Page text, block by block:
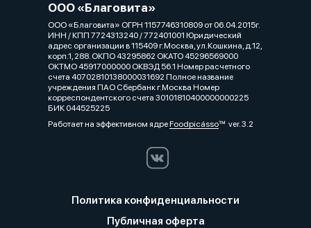
ООО «Благовита»
ООО «Благовита» ОГРН 1157746310809 от 06.04.2015г.
ИНН / КПП 7724313240 / 772401001 Юридический
адрес организации в 115409 г.Москва, ул.Кошкина, д.12,
корп.1, 288. ОКПО 43295862 ОКАТО 45296569000
ОКТМО 45917000000 ОКВЭД 56.1 Номер расчетного
счета 40702810138000031692 Полное название
учреждения ПАО Сбербанк г.Москва Номер
корреспондентского счета 30101810400000000225
БИК 044525225
Работает на эффективном ядреFoodpicássover. 3.2
Политика конфиденциальности
Публичная оферта